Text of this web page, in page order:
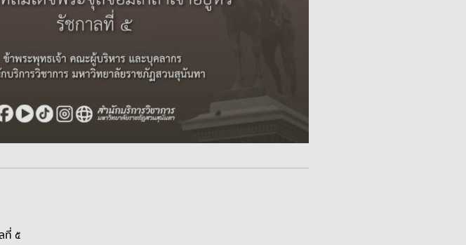
๕